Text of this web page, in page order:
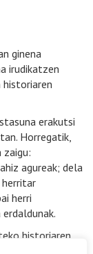
ginena
irudikatzen
historiaren
erakutsi
Horregatik,
agureak; dela
herri
historiaren